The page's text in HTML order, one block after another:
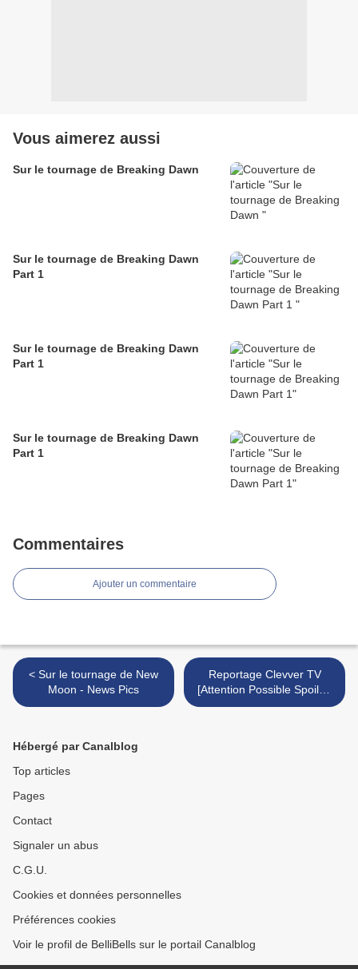
Vous aimerez aussi
Sur le tournage de Breaking Dawn
Sur le tournage de Breaking Dawn
Part 1
Sur le tournage de Breaking Dawn
Part 1
Sur le tournage de Breaking Dawn
Part 1
Commentaires
Ajouter un commentaire
< Sur le tournage de New
Moon - News Pics
Reportage Clevver TV
[Attention Possible Spoiler]
>
Hébergé par Canalblog
Top articles
Pages
Contact
Signaler un abus
C.G.U.
Cookies et données personnelles
Préférences cookies
Voir le profil de BelliBells sur le portail Canalblog